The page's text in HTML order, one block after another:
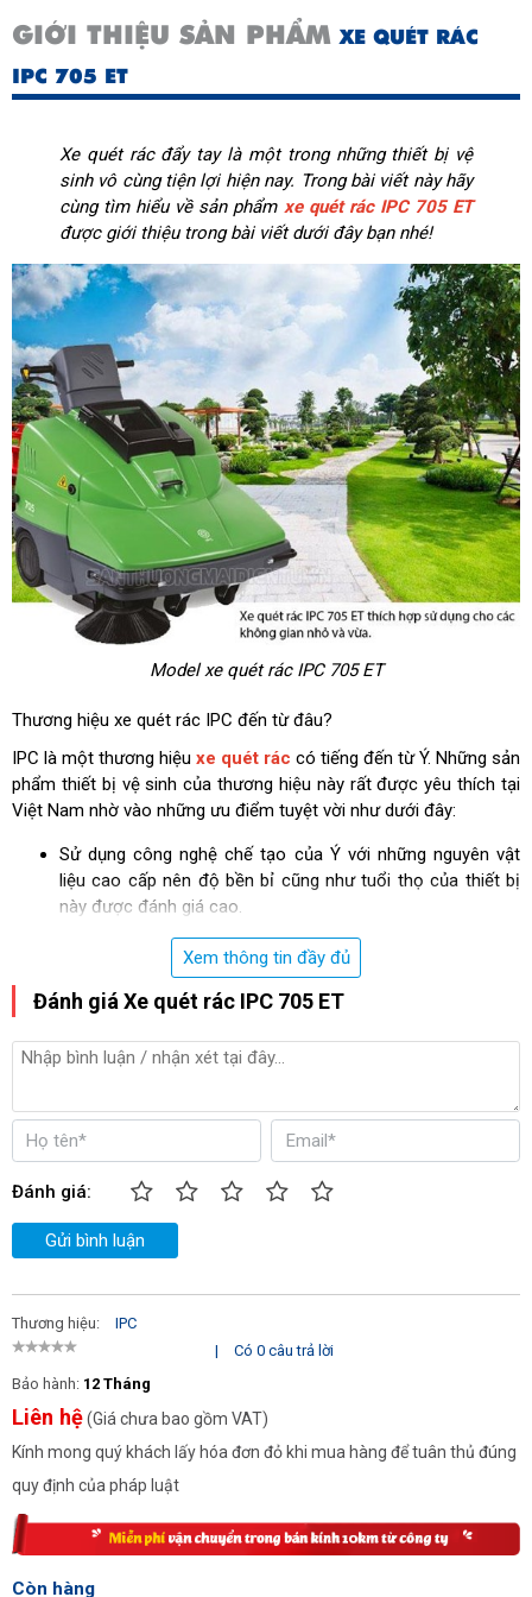
GIỚI THIỆU SẢN PHẨMXE QUÉT RÁC
IPC 705 ET
Xe quét rác đẩy tay là một trong những thiết bị vệ
sinh vô cùng tiện lợi hiện nay. Trong bài viết này hãy
cùng tìm hiểu về sản phẩm xe quét rác IPC 705 ET
được giới thiệu trong bài viết dưới đây bạn nhé!
Model xe quét rác IPC 705 ET
Thương hiệu xe quét rác IPC đến từ đâu?
IPC là một thương hiệu xe quét rác có tiếng đến từ Ý. Những sản
phẩm thiết bị vệ sinh của thương hiệu này rất được yêu thích tại
Việt Nam nhờ vào những ưu điểm tuyệt vời như dưới đây:
Sử dụng công nghệ chế tạo của Ý với những nguyên vật
liệu cao cấp nên độ bền bỉ cũng như tuổi thọ của thiết bị
này được đánh giá cao.
có thể luồn lách vào những vị trí nhỏ hẹp để quét dọn.
Mẫu mã của các sản phẩm xe quét rác vô cùng đa dạng,
người mua sắm có thể cân nhắc theo nhu cầu công việc
của mình để lựa ra một sản phẩm phù hợp nhất.
Hệ thống điều khiển của các mẫu xe quét rác IPC trực
Mức giá của các sản phẩm này được đánh giá là rẻ hơn so
với những sản phẩm có cùng công suất khác. Thích hợp
với ngân sách và kinh tế tại thị trường Việt Nam.
Xem thông tin đầy đủ
Đánh giá Xe quét rác IPC 705 ET
Đánh giá:
Gửi bình luận
Thương hiệu:
IPC
|
Có 0 câu trả lời
Bảo hành: 12 Tháng
Liên hệ(Giá chưa bao gồm VAT)
Kính mong quý khách lấy hóa đơn đỏ khi mua hàng để tuân thủ đúng
quy định của pháp luật
Còn hàng